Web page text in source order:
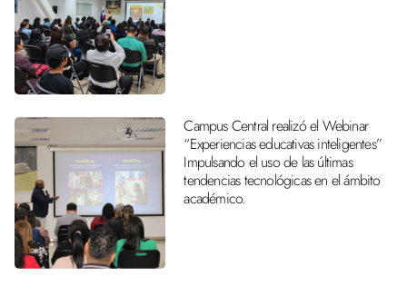
Campus Central realizó el Webinar
“Experiencias educativas inteligentes”
Impulsando el uso de las últimas
tendencias tecnológicas en el ámbito
académico.